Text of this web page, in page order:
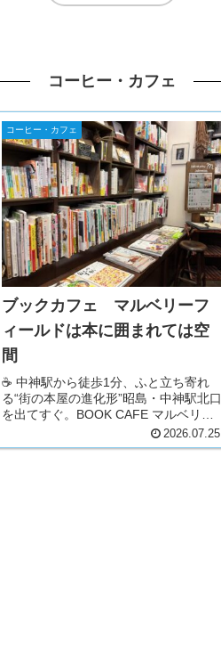
コーヒー・カフェ
コーヒー・カフェ
ブックカフェ マルベリーフ
ィールドは本に囲まれては空
間
☕ 中神駅から徒歩1分、ふと立ち寄れ
る“街の本屋の進化形”昭島・中神駅北口
を出てすぐ。BOOK CAFE マルベリー
フィールド。老舗書店「かつざわ書
店」がルーツで、2013年にブックカフ
2026.07.25